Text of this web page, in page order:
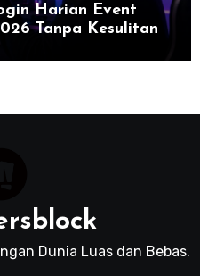
Harian Event
Tanpa Kesulitan
Dunia Luas dan Bebas.